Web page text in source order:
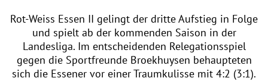
Rot-Weiss Essen II gelingt der dritte Aufstieg in Folge
und spielt ab der kommenden Saison in der
Landesliga. Im entscheidenden Relegationsspiel
gegen die Sportfreunde Broekhuysen behaupteten
sich die Essener vor einer Traumkulisse mit 4:2 (3:1).